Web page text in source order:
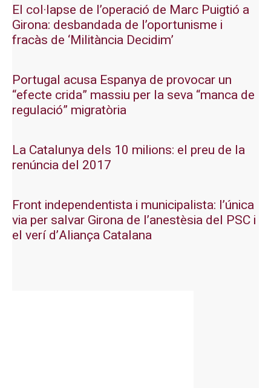
El col·lapse de l’operació de Marc Puigtió a
Girona: desbandada de l’oportunisme i
fracàs de ‘Militància Decidim’
Portugal acusa Espanya de provocar un
“efecte crida” massiu per la seva “manca de
regulació” migratòria
La Catalunya dels 10 milions: el preu de la
renúncia del 2017
Front independentista i municipalista: l’única
via per salvar Girona de l’anestèsia del PSC i
el verí d’Aliança Catalana